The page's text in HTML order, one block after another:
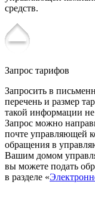
средств.
Запрос тарифов
Запросить в
перечень и размер
такой информации не
Запрос можно
почте управляющей
обращения в
Вашим домом
вы можете подать
в разделе «